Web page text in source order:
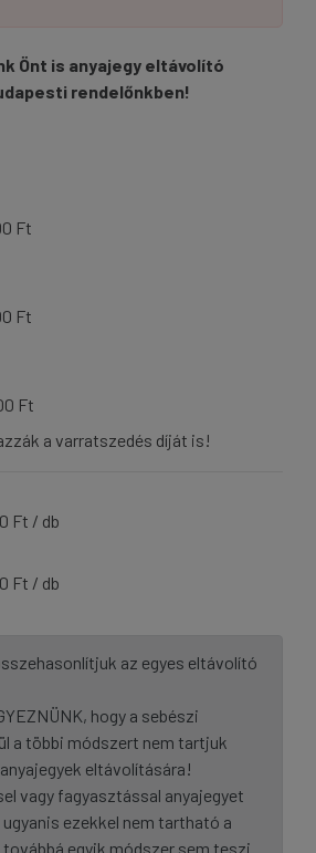
Önt is anyajegy eltávolító
rendelőnkben!
Ft
Ft
Ft
a varratszedés díját is!
Ft / db
Ft / db
az egyes eltávolító
hogy a sebészi
a többi módszert nem tartjuk
eltávolítására!
vagy fagyasztással anyajegyet
ezekkel nem tartható a
egyik módszer sem teszi